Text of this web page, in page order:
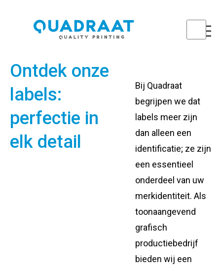
Ontdek onze
labels:
perfectie in
elk detail
Bij Quadraat
begrijpen we dat
labels meer zijn
dan alleen een
identificatie; ze zijn
een essentieel
onderdeel van uw
merkidentiteit. Als
toonaangevend
grafisch
productiebedrijf
bieden wij een